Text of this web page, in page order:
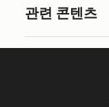
관련 콘텐츠